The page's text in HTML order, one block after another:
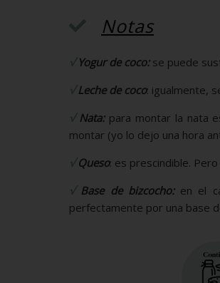
Notas
√Yogur de coco:se puede
√Leche de coco: igualmente,
√Nata:para montar la nata
montar (yo lo dejo una hora
√Queso: es prescindible.
√Base de bizcocho:en el
perfectamente por una base